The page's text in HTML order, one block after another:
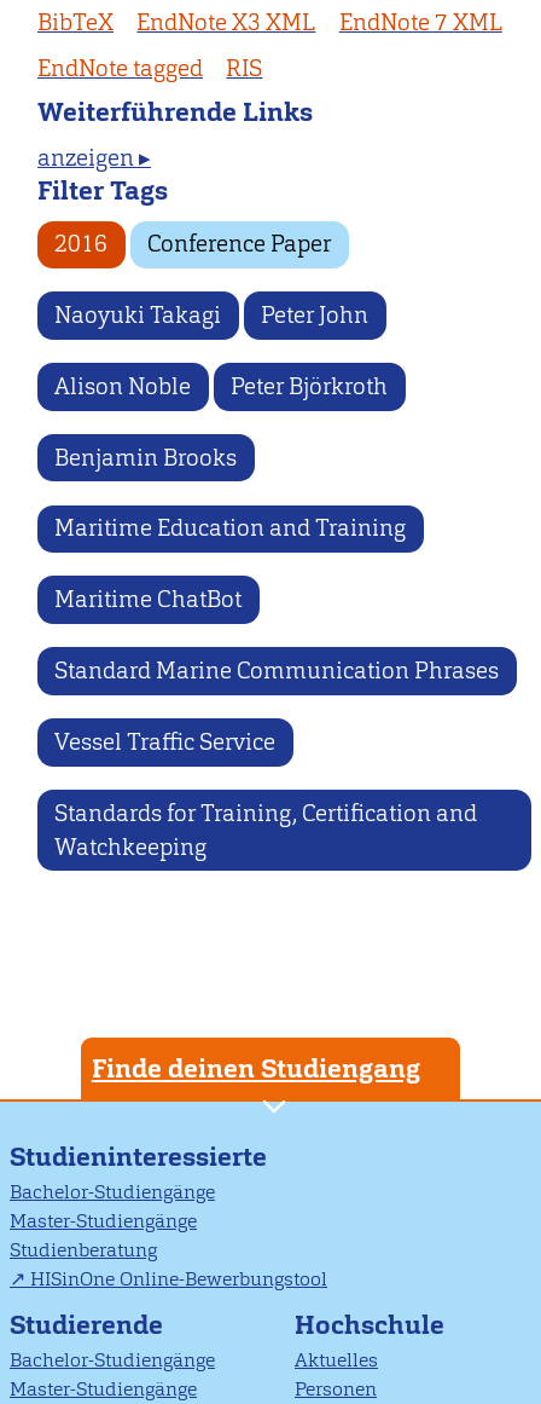
BibTeX EndNote X3 XML
EndNote 7 XML
EndNote tagged
RIS
Weiterführende Links
anzeigen ▸
Filter Tags
2016 Conference Paper
Naoyuki Takagi Peter John
Alison Noble Peter Björkroth
Benjamin Brooks
Maritime Education and Training
Maritime ChatBot
Standard Marine Communication Phrases
Vessel Traffic Service
Standards for Training, Certification and
Watchkeeping
Finde deinen Studiengang
Studieninteressierte
Bachelor-Studiengänge
Master-Studiengänge
Studienberatung
HISinOne Online-Bewerbungstool
Studierende
Bachelor-Studiengänge
Master-Studiengänge
Hochschule
Aktuelles
Personen